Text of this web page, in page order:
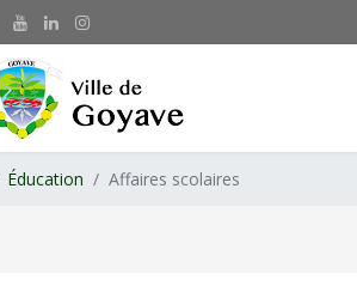
Éducation Affaires scolaires